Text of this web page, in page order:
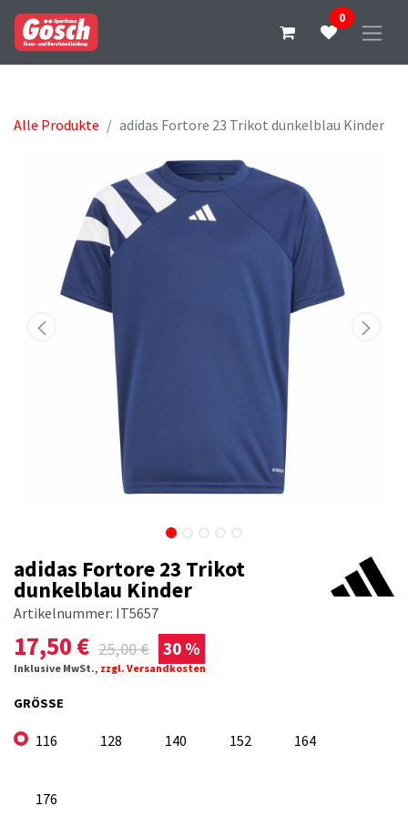
0
Alle Produkte adidas Fortore 23 Trikot dunkelblau Kinder
adidas Fortore 23 Trikot
dunkelblau Kinder
Artikelnummer: IT5657
17,50 € 25,00€ 30 %
Inklusive MwSt., zzgl. Versandkosten
GRÖSSE
116 128 140 152 164
176